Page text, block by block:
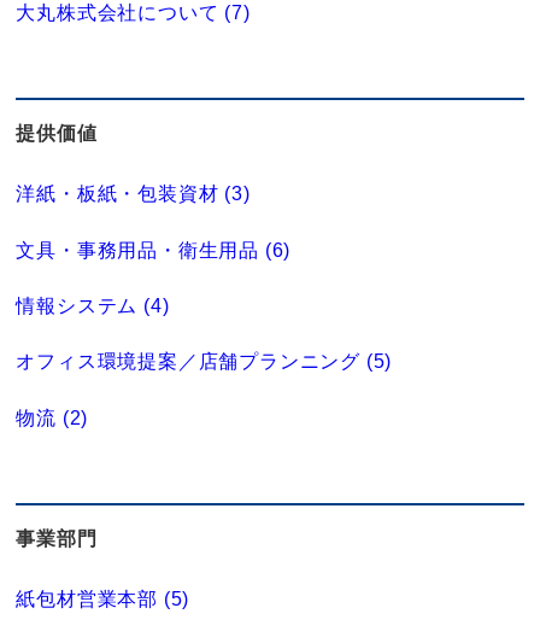
大丸株式会社について (7)
提供価値
洋紙・板紙・包装資材 (3)
文具・事務用品・衛生用品 (6)
情報システム (4)
オフィス環境提案／店舗プランニング (5)
物流 (2)
事業部門
紙包材営業本部 (5)